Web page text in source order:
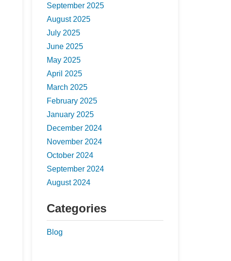
September 2025
August 2025
July 2025
June 2025
May 2025
April 2025
March 2025
February 2025
January 2025
December 2024
November 2024
October 2024
September 2024
August 2024
Categories
Blog